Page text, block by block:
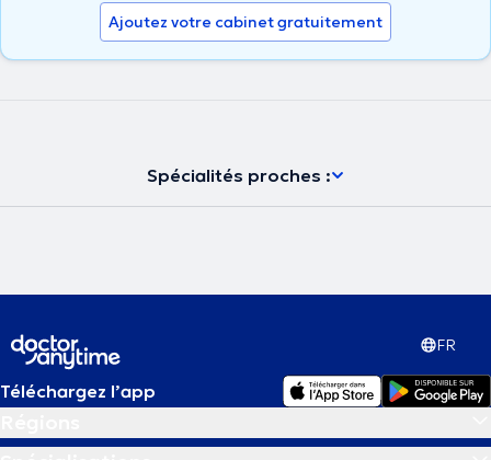
Ajoutez votre cabinet gratuitement
Spécialités proches :
FR
Téléchargez l’app